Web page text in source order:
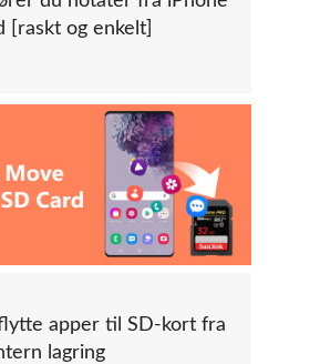
[raskt og enkelt]
apper til SD-kort fra
lagring